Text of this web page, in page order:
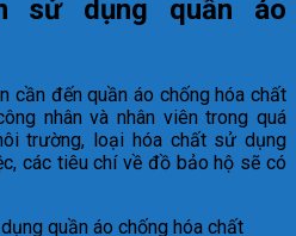
sử dụng quần áo
cần đến quần áo chống hóa chất
nhân và nhân viên trong quá
trường, loại hóa chất sử dụng
các tiêu chí về đồ bảo hộ sẽ có